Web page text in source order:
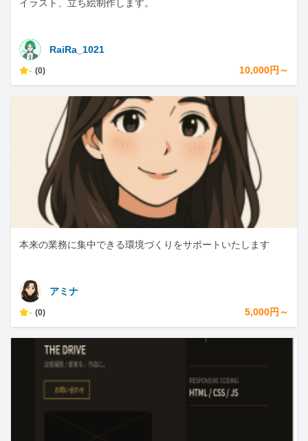
イラスト、立ち絵制作します。
RaiRa_1021
- (0) 10,000円～
本来の業務に集中できる環境づくりをサポートいたします
アミナ
- (0) 5,000円～